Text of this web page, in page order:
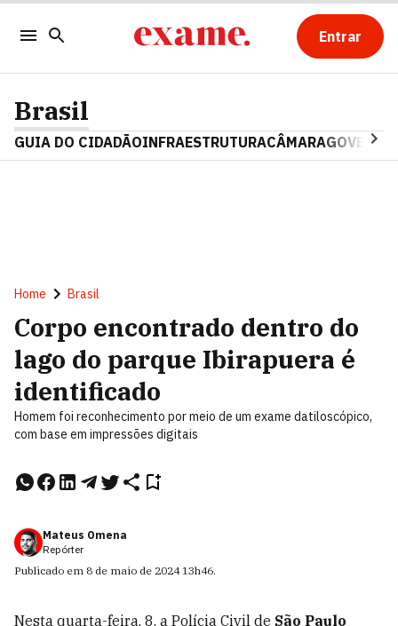
Entrar
Brasil
GUIA DO CIDADÃOINFRAESTRUTURACÂMARAGOVERNO
Home Brasil
Corpo encontrado dentro do
lago do parque Ibirapuera é
identificado
Homem foi reconhecimento por meio de um exame datiloscópico,
com base em impressões digitais
Mateus Omena
Repórter
Publicado em 8 de maio de 2024 13h46.
Nesta quarta-feira, 8, a Polícia Civil de São Paulo